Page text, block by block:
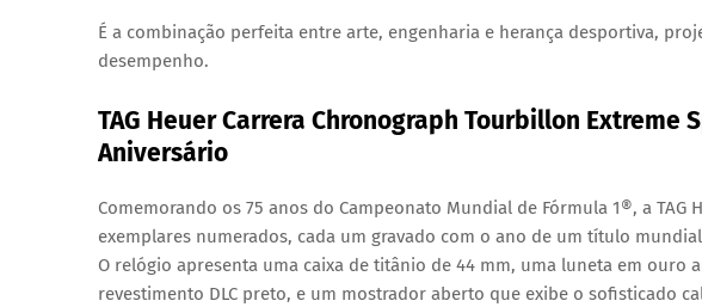
É a combinação perfeita entre arte, engenharia e herança desportiva,
desempenho.
TAG Heuer Carrera Chronograph Tourbillon Extreme
Aniversário
Comemorando os 75 anos do Campeonato Mundial de Fórmula 1®, a TAG
exemplares numerados, cada um gravado com o ano de um título
O relógio apresenta uma caixa de titânio de 44 mm, uma luneta em ouro
revestimento DLC preto, e um mostrador aberto que exibe o sofisticado